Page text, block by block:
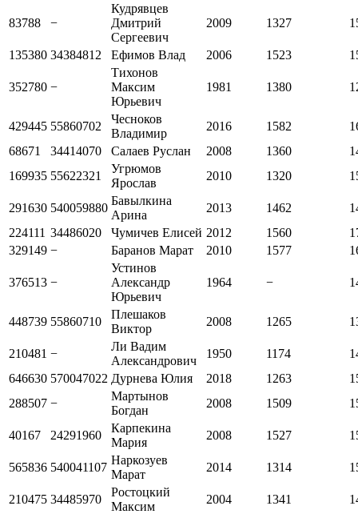
83788 −
Кудрявцев
Дмитрий
Сергеевич
2009 1327
135380 34384812 Ефимов Влад 2006 1523
352780 −
Тихонов
Максим
Юрьевич
1981 1380
429445 55860702
Чесноков
Владимир
2016 1582
68671
34414070 Салаев Руслан 2008 1360
169935 55622321
Угрюмов
Ярослав
2010 1320
291630 540059880
Бавылкина
Арина
2013 1462
224111 34486020 Чумичев Елисей 2012 1560
329149 − Баранов Марат 2010 1577
376513 −
Устинов
Александр
Юрьевич
1964 −
448739 55860710
Плешаков
Виктор
2008 1265
210481 −
Ли Вадим
Александрович
1950 1174
646630 570047022 Дурнева Юлия 2018 1263
288507 −
Мартынов
Богдан
2008 1509
40167 24291960
Карпекина
Мария
2008 1527
565836 540041107
Наркозуев
Марат
2014 1314
210475 34485970
Ростоцкий
Максим
2004 1341